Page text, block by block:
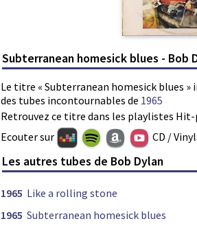
Subterranean homesick blues - Bob
Le titre « Subterranean homesick blues
des tubes incontournables de 1965
Retrouvez ce titre dans les playlistes Hit-
Ecouter sur CD /
Les autres tubes de Bob Dylan
1965 Like a rolling stone
1965 Subterranean homesick blues